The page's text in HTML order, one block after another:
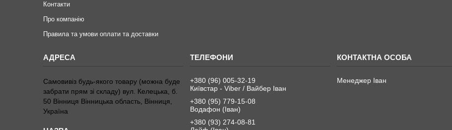
Контакти
Про компанію
Правила та умови оплати та доставки
Самовивіз будь-якого товару (можна буде
забрати прям зі складу) вул. Келецька, б.
50 Вінниця Вінницька область, Вінниця,
Україна
+380 (96) 005-32-19
Київстар - Viber / Вайбер Іван
+380 (95) 779-15-08
Водафон (Іван)
+380 (93) 274-08-81
Менеджер Іван